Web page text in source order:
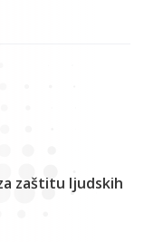
zaštitu ljudskih